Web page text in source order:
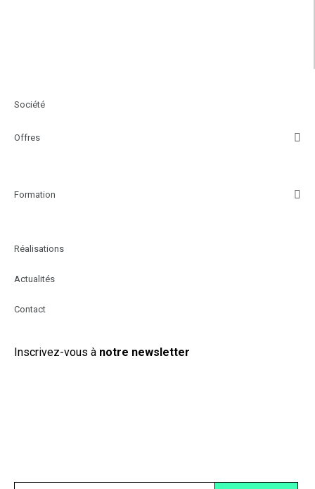
Société
Offres
Formation
Réalisations
Actualités
Contact
Suivez-nous :
Inscrivez-vous à notre newsletter